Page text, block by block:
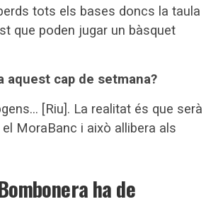
tots els bases doncs la taula
que poden jugar un bàsquet
aquest cap de setmana?
[Riu]. La realitat és que serà
MoraBanc i això allibera als
ha de